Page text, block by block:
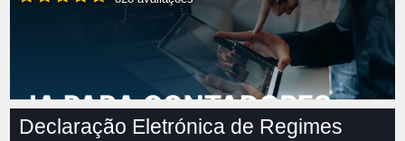
Declaração Eletrónica de Regimes